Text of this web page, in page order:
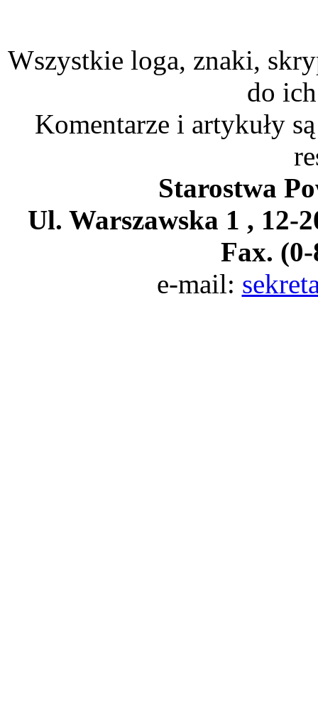
Wszystkie loga, znaki,
do
Komentarze i artykuły
Starostwa
Ul. Warszawska 1 , 12-
Fax.
e-mail: